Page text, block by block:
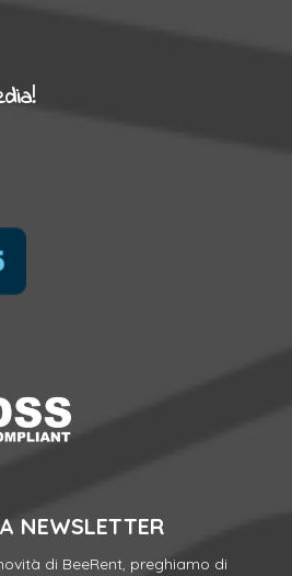
NEWSLETTER
di BeeRent, preghiamo di